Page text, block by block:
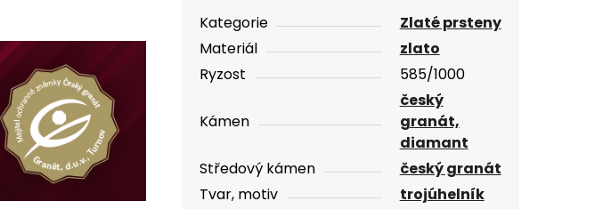
Kategorie
Zlaté prsteny
Materiál
zlato
Ryzost
585/1000
Kámen
český
granát,
diamant
Středový kámen
český granát
Tvar, motiv
trojúhelník